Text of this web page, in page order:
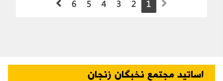
1
2
3
4
5
6
اساتید مجتمع نخبگان زنجان